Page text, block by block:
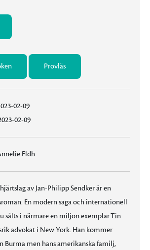
Provläs
02-09
02-09
Eldh
av Jan-Philipp Sendker är en
En modern saga och internationell
sålts i närmare en miljon exemplar.Tin
advokat i New York. Han kommer
Burma men hans amerikanska familj,